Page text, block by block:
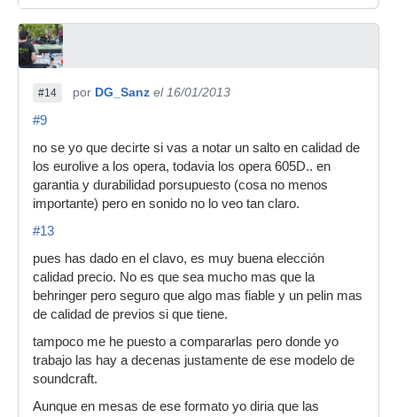
#14 por DG_Sanz el 16/01/2013
#9
no se yo que decirte si vas a notar un salto en calidad de
los eurolive a los opera, todavia los opera 605D.. en
garantia y durabilidad porsupuesto (cosa no menos
importante) pero en sonido no lo veo tan claro.
#13
pues has dado en el clavo, es muy buena elección
calidad precio. No es que sea mucho mas que la
behringer pero seguro que algo mas fiable y un pelin mas
de calidad de previos si que tiene.
tampoco me he puesto a compararlas pero donde yo
trabajo las hay a decenas justamente de ese modelo de
soundcraft.
Aunque en mesas de ese formato yo diria que las